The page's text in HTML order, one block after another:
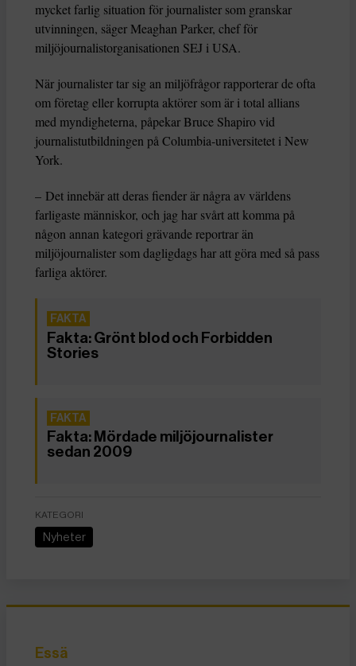
mycket farlig situation för journalister som granskar
utvinningen, säger Meaghan Parker, chef för
miljöjournalistorganisationen SEJ i USA.
När journalister tar sig an miljöfrågor rapporterar de ofta
om företag eller korrupta aktörer som är i total allians
med myndigheterna, påpekar Bruce Shapiro vid
journalistutbildningen på Columbia-universitetet i New
York.
– Det innebär att deras fiender är några av världens
farligaste människor, och jag har svårt att komma på
någon annan kategori grävande reportrar än
miljöjournalister som dagligdags har att göra med så pass
farliga aktörer.
Fakta: Grönt blod och Forbidden
Stories
Fakta: Mördade miljöjournalister
sedan 2009
KATEGORI
Nyheter
Essä